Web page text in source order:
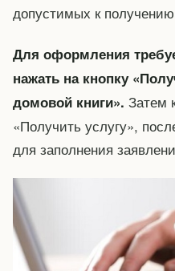
допустимых к
Для оформления
нажать на кнопку
домовой книги». Затем
«Получить услугу»,
для заполнения